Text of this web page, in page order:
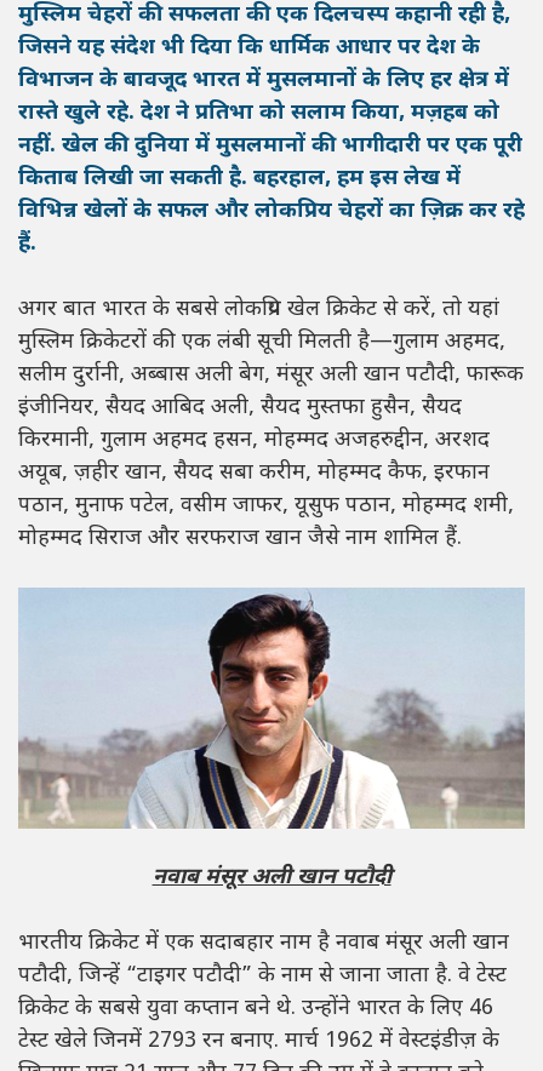
मुस्लिम चेहरों की सफलता की एक दिलचस्प कहानी रही है,
जिसने यह संदेश भी दिया कि धार्मिक आधार पर देश के
विभाजन के बावजूद भारत में मुसलमानों के लिए हर क्षेत्र में
रास्ते खुले रहे. देश ने प्रतिभा को सलाम किया, मज़हब को
नहीं. खेल की दुनिया में मुसलमानों की भागीदारी पर एक पूरी
किताब लिखी जा सकती है. बहरहाल, हम इस लेख में
विभिन्न खेलों के सफल और लोकप्रिय चेहरों का ज़िक्र कर रहे
हैं.
अगर बात भारत के सबसे लोकप्रिय खेल क्रिकेट से करें, तो यहां
मुस्लिम क्रिकेटरों की एक लंबी सूची मिलती है—गुलाम अहमद,
सलीम दुर्रानी, अब्बास अली बेग, मंसूर अली खान पटौदी, फारूक
इंजीनियर, सैयद आबिद अली, सैयद मुस्तफा हुसैन, सैयद
किरमानी, गुलाम अहमद हसन, मोहम्मद अजहरुद्दीन, अरशद
अयूब, ज़हीर खान, सैयद सबा करीम, मोहम्मद कैफ, इरफान
पठान, मुनाफ पटेल, वसीम जाफर, यूसुफ पठान, मोहम्मद शमी,
मोहम्मद सिराज और सरफराज खान जैसे नाम शामिल हैं.
नवाब मंसूर अली खान पटौदी
भारतीय क्रिकेट में एक सदाबहार नाम है नवाब मंसूर अली खान
पटौदी, जिन्हें “टाइगर पटौदी” के नाम से जाना जाता है. वे टेस्ट
क्रिकेट के सबसे युवा कप्तान बने थे. उन्होंने भारत के लिए 46
टेस्ट खेले जिनमें 2793 रन बनाए. मार्च 1962 में वेस्टइंडीज़ के